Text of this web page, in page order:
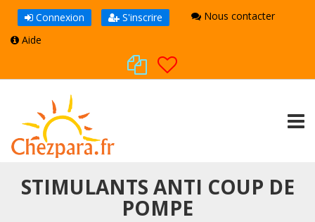
Connexion S'inscrire
Nous contacter
Aide
STIMULANTS ANTI COUP DE
POMPE